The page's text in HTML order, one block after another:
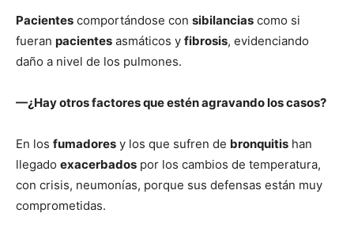
Pacientes comportándose con sibilancias como si
fueran pacientes asmáticos y fibrosis, evidenciando
daño a nivel de los pulmones.
—¿Hay otros factores que estén agravando los casos?
En los fumadores y los que sufren de bronquitis han
llegado exacerbados por los cambios de temperatura,
con crisis, neumonías, porque sus defensas están muy
comprometidas.